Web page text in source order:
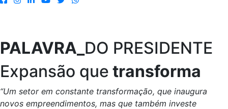
PALAVRA_ DO PRESIDENTE
Expansão que transforma
“Um setor em constante transformação, que inaugura
novos empreendimentos, mas que também investe